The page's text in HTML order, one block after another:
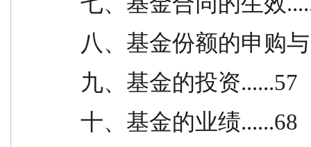
八、基金份额的申购
九、基金的投资......57
十、基金的业绩......68